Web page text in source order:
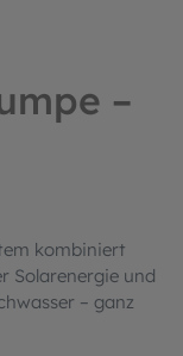
–
kombiniert
Solarenergie und
– ganz